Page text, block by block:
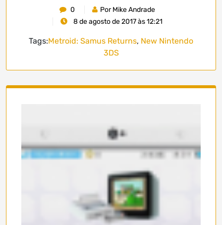
0
Por Mike Andrade
8 de agosto de 2017 às 12:21
Tags:Metroid: Samus Returns, New Nintendo
3DS